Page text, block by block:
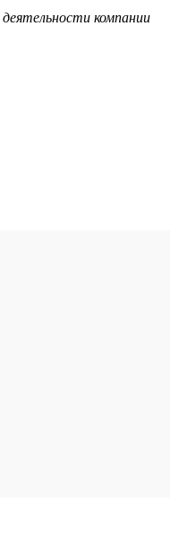
компании